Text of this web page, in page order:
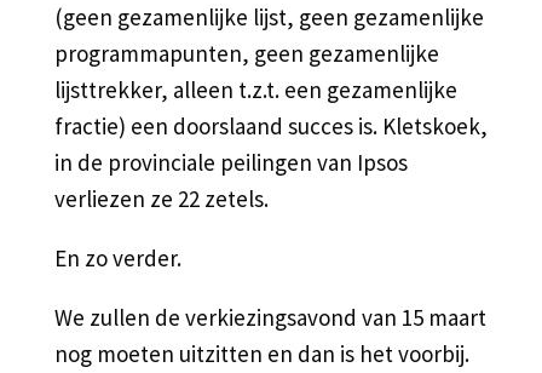
(geen gezamenlijke lijst, geen gezamenlijke
programmapunten, geen gezamenlijke
lijsttrekker, alleen t.z.t. een gezamenlijke
fractie) een doorslaand succes is. Kletskoek,
in de provinciale peilingen van Ipsos
verliezen ze 22 zetels.
En zo verder.
We zullen de verkiezingsavond van 15 maart
nog moeten uitzitten en dan is het voorbij.